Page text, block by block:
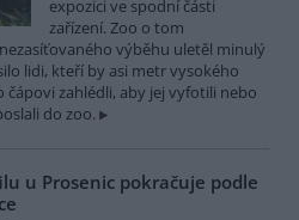
expozici ve spodní části
zařízení. Zoo o tom
nezasíťovaného výběhu uletěl minulý
lidi, kteří by asi metr vysokého
zahlédli, aby jej vyfotili nebo
do zoo.
u Prosenic pokračuje podle